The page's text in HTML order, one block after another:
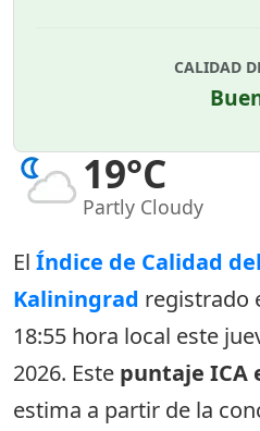
19°C
Partly Cloudy
CALIDAD
El Índice de Calidad
Kaliningrad registrado
18:55 hora local este
2026. Este puntaje ICA
estima a partir de la